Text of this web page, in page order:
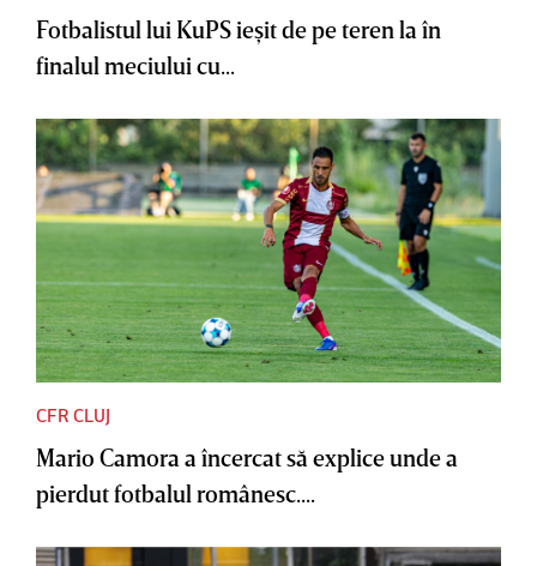
Fotbalistul lui KuPS ieşit de pe teren la în
finalul meciului cu...
CFR CLUJ
Mario Camora a încercat să explice unde a
pierdut fotbalul românesc....